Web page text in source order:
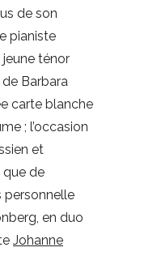
de son
pianiste
ténor
Barbara
carte blanche
; l’occasion
et
que de
personnelle
en duo
Johanne